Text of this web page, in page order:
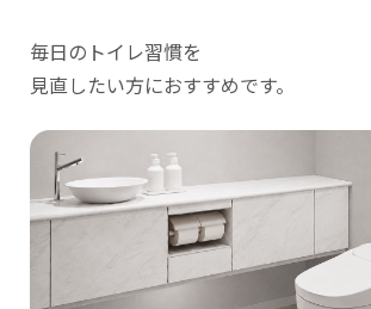
毎日のトイレ習慣を
見直したい方におすすめです。